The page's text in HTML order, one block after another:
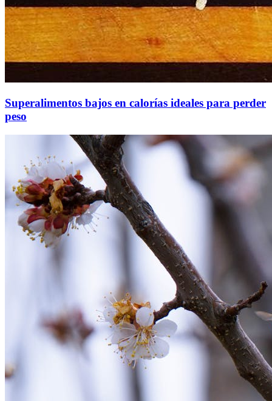
Superalimentos bajos en calorías ideales para perder
peso